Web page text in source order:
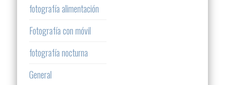
fotografía alimentación
Fotografía con móvil
fotografía nocturna
General